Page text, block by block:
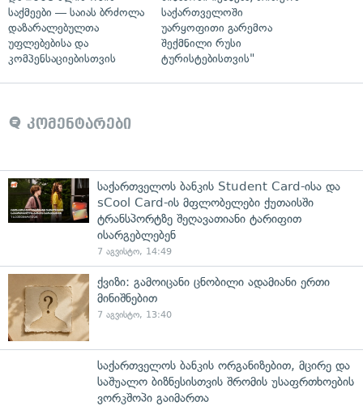
საქმეები — საიას ბრძოლა
დაზარალებულთა
უფლებებისა და
კომპენსაციებისთვის
საქართველოში
უარყოფითი გარემოა
შექმნილი რუსი
ტურისტებისთვის"
კომენტარები
საქართველოს ბანკის Student Card-ისა და
sCool Card-ის მფლობელები ქუთაისში
ტრანსპორტზე შეღავათიანი ტარიფით
ისარგებლებენ
7 აგვისტო, 14:49
ქვიზი: გამოიცანი ცნობილი ადამიანი ერთი
მინიშნებით
7 აგვისტო, 13:40
საქართველოს ბანკის ორგანიზებით, მცირე და
საშუალო ბიზნესისთვის შრომის უსაფრთხოების
ვორკშოპი გაიმართა